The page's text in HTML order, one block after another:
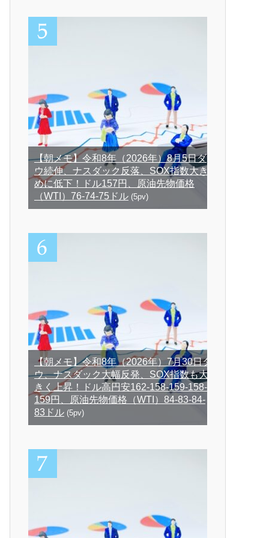
【朝メモ】令和8年（2026年）8月5日ダ
ウ続伸、ナスダック反落、SOX指数大き
めに低下！ドル157円、原油先物価格
（WTI）76-74-75ドル (5pv)
【朝メモ】令和8年（2026年）7月30日ダ
ウ、ナスダック大幅反発、SOX指数も大
きく上昇！ドル高円安162-158-159-158-
159円、原油先物価格（WTI）84-83-84-
83ドル (5pv)